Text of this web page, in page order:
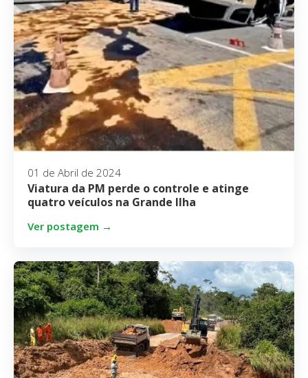
01 de Abril de 2024
Viatura da PM perde o controle e atinge
quatro veículos na Grande Ilha
Ver postagem →